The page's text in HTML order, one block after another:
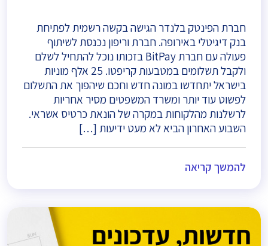
חברת הפינטק בלנדר הגישה בקשה רשמית לפתיחת
בנק דיגיטלי באירופה. חברת וריפון נכנסת לשיתוף
פעולה עם חברת BitPay בזכותו נוכל להתחיל לשלם
ולקבל תשלומים במטבעות קריפטו. 25 אלף מוניות
בישראל יתחדשו במונה חדש וחכם שיהפוך את התשלום
לפשוט עוד יותר ומשרד המשפטים מסיר אחריות
לרשלנות מהלקוחות במקרה של הונאת כרטיס אשראי.
השבוע האחרון הביא לא מעט ידיעות […]
להמשך קריאה